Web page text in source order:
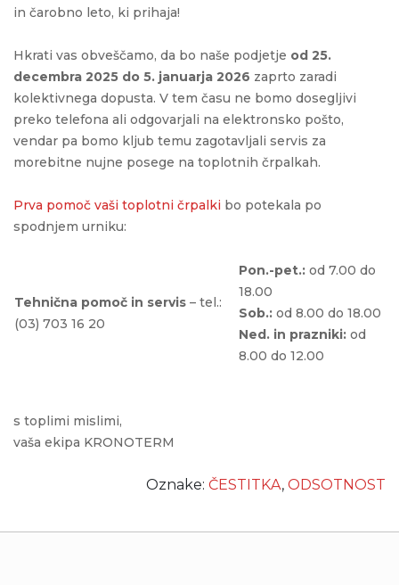
in čarobno leto, ki prihaja!
Hkrati vas obveščamo, da bo naše podjetje od 25.
decembra 2025 do 5. januarja 2026 zaprto zaradi
kolektivnega dopusta. V tem času ne bomo dosegljivi
preko telefona ali odgovarjali na elektronsko pošto,
vendar pa bomo kljub temu zagotavljali servis za
morebitne nujne posege na toplotnih črpalkah.
Prva pomoč vaši toplotni črpalki bo potekala po
spodnjem urniku:
Tehnična pomoč in servis – tel.:
(03) 703 16 20
Pon.-pet.: od 7.00 do
18.00
Sob.: od 8.00 do 18.00
Ned. in prazniki: od
8.00 do 12.00
s toplimi mislimi,
vaša ekipa KRONOTERM
Oznake: ČESTITKA, ODSOTNOST